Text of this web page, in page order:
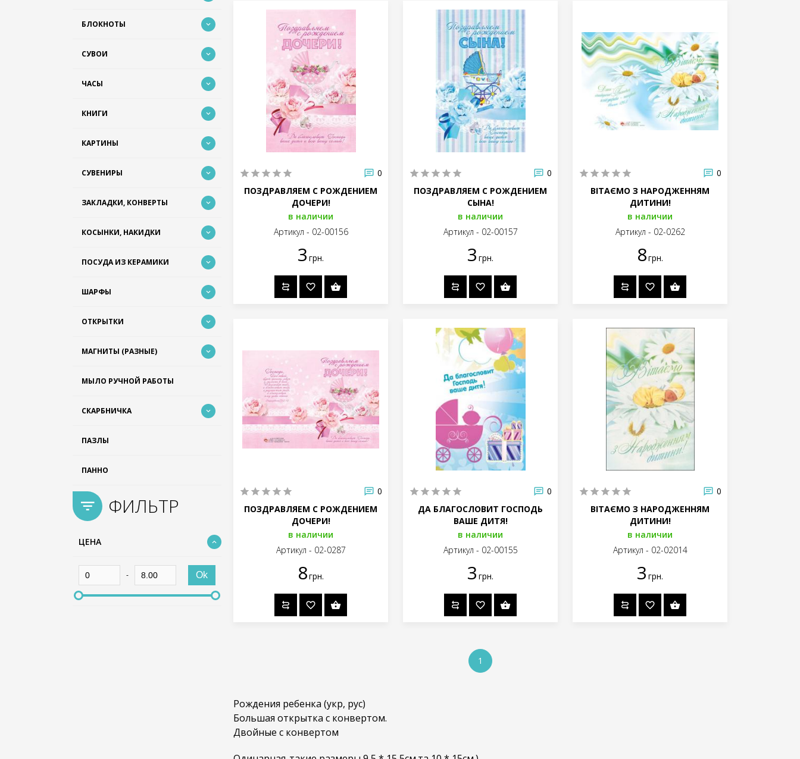
БЛОКНОТЫ
СУВОИ
ЧАСЫ
КНИГИ
КАРТИНЫ
СУВЕНИРЫ
ЗАКЛАДКИ, КОНВЕРТЫ
КОСЫНКИ, НАКИДКИ
ПОСУДА ИЗ КЕРАМИКИ
ШАРФЫ
ОТКРЫТКИ
МАГНИТЫ (РАЗНЫЕ)
МЫЛО РУЧНОЙ РАБОТЫ
СКАРБНИЧКА
ПАЗЛЫ
ПАННО
ФИЛЬТР
ЦЕНА
- Ok
0
ПОЗДРАВЛЯЕМ С РОЖДЕНИЕМ
ДОЧЕРИ!
в наличии
Артикул - 02-00156
3 грн.
0
ПОЗДРАВЛЯЕМ С РОЖДЕНИЕМ
СЫНА!
в наличии
Артикул - 02-00157
3 грн.
0
ВІТАЄМО З НАРОДЖЕННЯМ
ДИТИНИ!
в наличии
Артикул - 02-0262
8грн.
0
ПОЗДРАВЛЯЕМ С РОЖДЕНИЕМ
ДОЧЕРИ!
в наличии
Артикул - 02-0287
8грн.
0
ДА БЛАГОСЛОВИТ ГОСПОДЬ
ВАШЕ ДИТЯ!
в наличии
Артикул - 02-00155
3 грн.
0
ВІТАЄМО З НАРОДЖЕННЯМ
ДИТИНИ!
в наличии
Артикул - 02-02014
3 грн.
1
Рождения ребенка (укр, рус)
Большая открытка с конвертом.
Двойные с конвертом